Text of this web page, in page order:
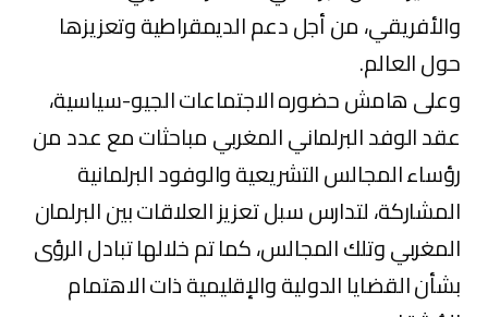
والأفريقي، من أجل دعم الديمقراطية وتعزيزها
حول العالم.
وعلى هامش حضوره الاجتماعات الجيو-سياسية،
عقد الوفد البرلماني المغربي مباحثات مع عدد من
رؤساء المجالس التشريعية والوفود البرلمانية
المشاركة، لتدارس سبل تعزيز العلاقات بين البرلمان
المغربي وتلك المجالس، كما تم خلالها تبادل الرؤى
بشأن القضايا الدولية والإقليمية ذات الاهتمام